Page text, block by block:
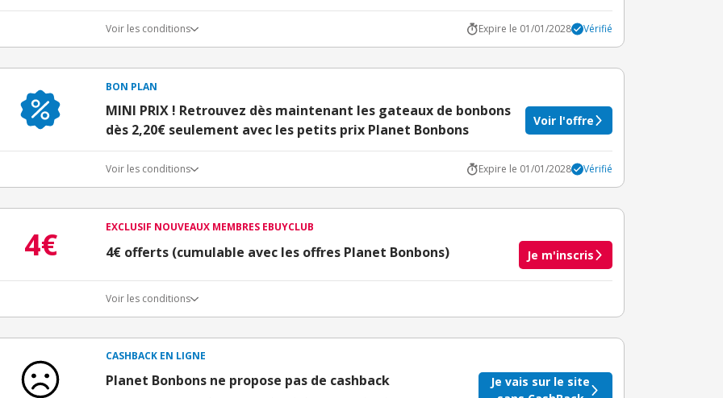
Voir les conditions Expire le 01/01/2028 Vérifié
BON PLAN
MINI PRIX ! Retrouvez dès maintenant les gateaux de bonbons
dès 2,20€ seulement avec les petits prix Planet Bonbons
Voir l'offre
Voir les conditions Expire le 01/01/2028 Vérifié
4€ EXCLUSIF NOUVEAUX MEMBRES EBUYCLUB
4€ offerts (cumulable avec les offres Planet Bonbons) Je m'inscris
Voir les conditions
3€ de bienvenue crédités immédiatement + 1€ supplémentaire crédité après le téléchargement de l'alerte
Offre réservée à une toute première inscription chez eBuyClub.
CASHBACK EN LIGNE
Planet Bonbons ne propose pas de cashback
Je vais sur le site